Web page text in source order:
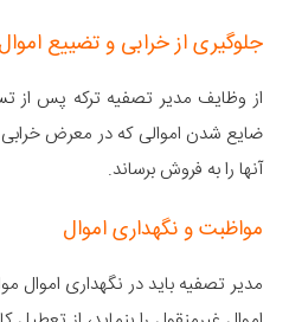
جلوگیری از خرابی و تضییع
از وظایف مدیر تصفیه ترکه پس از
ضایع شدن اموالی که در معرض
آنها را به فروش برساند.
مواظبت و نگهداری اموال
مدیر تصفیه باید در نگهداری اموال